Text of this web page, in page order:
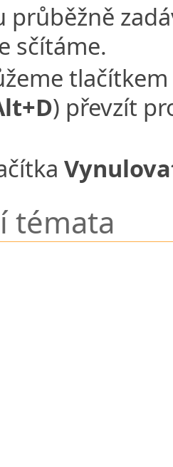
průběžně
sčítáme.
) převzít
témata